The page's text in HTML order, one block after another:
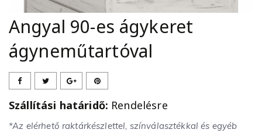
Angyal 90-es ágykeret
ágyneműtartóval
Szállítási határidő: Rendelésre
*Az elérhető raktárkészlettel, színválasztékkal és egyéb